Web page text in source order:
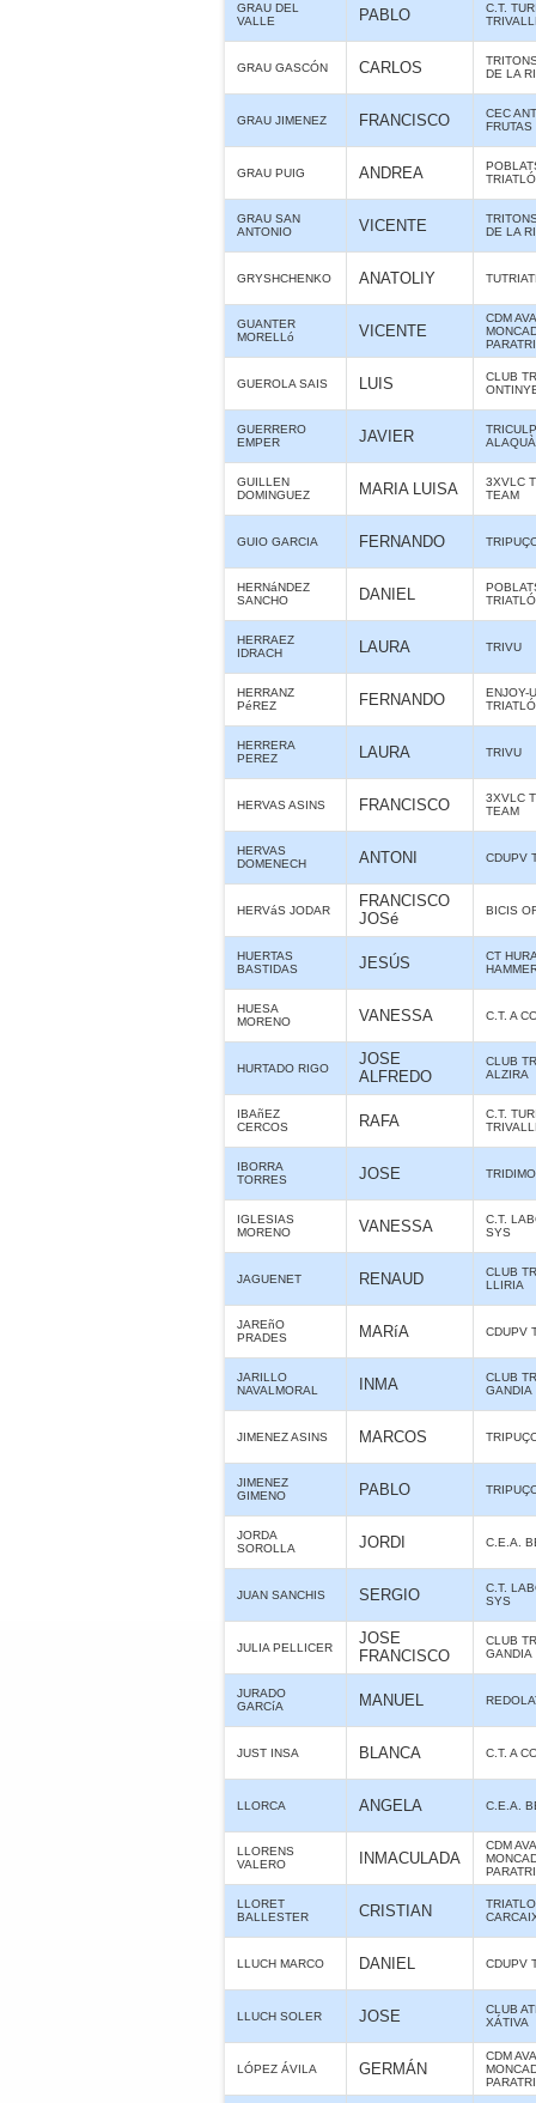
GRAU DEL
VALLE
PABLO
C.T.
GRAU GASCÓN CARLOS
DE LA
GRAU JIMENEZ FRANCISCO
CEC
GRAU PUIG ANDREA
TRIATLÓ
GRAU SAN
ANTONIO
VICENTE
DE LA
GRYSHCHENKO ANATOLIY
GUANTER
MORELLó
VICENTE
CDM
GUEROLA SAIS LUIS
CLUB
GUERRERO
EMPER
JAVIER
GUILLEN
DOMINGUEZ
MARIA LUISA
3XVLC
TEAM
GUIO GARCIA FERNANDO
HERNáNDEZ
SANCHO
DANIEL
TRIATLÓ
HERRAEZ
IDRACH
LAURA TRIVU
HERRANZ
PéREZ
FERNANDO
ENJOY-
HERRERA
PEREZ
LAURA TRIVU
HERVAS ASINS FRANCISCO
3XVLC
TEAM
HERVAS
DOMENECH
ANTONI CDUPV
HERVáS JODAR
FRANCISCO
JOSé
BICIS
HUERTAS
BASTIDAS
JESÚS
CT
HUESA
MORENO
VANESSA C.T. A
HURTADO RIGO
JOSE
ALFREDO
CLUB
ALZIRA
IBAñEZ
CERCOS
RAFA
C.T.
IBORRA
TORRES
JOSE
IGLESIAS
MORENO
VANESSA
C.T.
SYS
JAGUENET RENAUD
CLUB
LLIRIA
JAREñO
PRADES
MARíA CDUPV
JARILLO
NAVALMORAL
INMA
CLUB
GANDIA
JIMENEZ ASINS MARCOS
JIMENEZ
GIMENO
PABLO
JORDA
SOROLLA
JORDI C.E.A.
JUAN SANCHIS SERGIO
C.T.
SYS
JULIA PELLICER
JOSE
FRANCISCO
CLUB
GANDIA
JURADO
GARCíA
MANUEL
JUST INSA BLANCA C.T. A
LLORCA ANGELA C.E.A.
LLORENS
VALERO
INMACULADA
CDM
LLORET
BALLESTER
CRISTIAN
TRIATLO
LLUCH MARCO DANIEL CDUPV
LLUCH SOLER JOSE
CLUB
XÁTIVA
LÓPEZ ÁVILA GERMÁN
CDM